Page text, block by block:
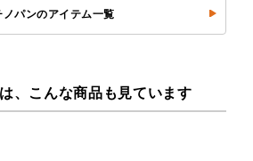
ノパンのアイテム一覧
、こんな商品も見ています